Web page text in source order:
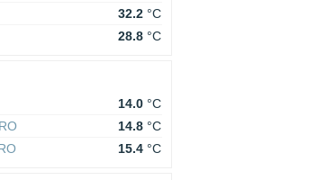
32.2 °C
28.8 °C
14.0 °C
14.8 °C
15.4 °C